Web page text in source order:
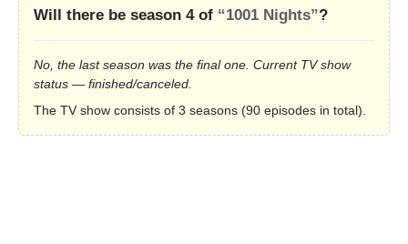
Will there be season 4 of “1001 Nights”?
No, the last season was the final one. Current TV show
status — finished/canceled.
The TV show consists of 3 seasons (90 episodes in total).